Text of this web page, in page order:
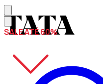
SALE ATÉ 60%